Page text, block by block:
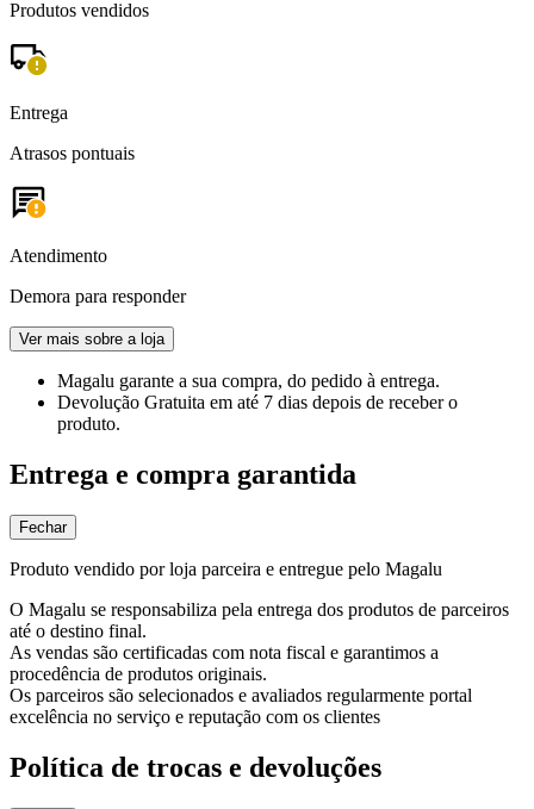
Produtos vendidos
Entrega
Atrasos pontuais
Atendimento
Demora para responder
Ver mais sobre a loja
Magalu garante a sua compra, do pedido à entrega.
Devolução Gratuita em até 7 dias depois de receber o
produto.
Entrega e compra garantida
Fechar
Produto vendido por loja parceira e entregue pelo Magalu
O Magalu se responsabiliza pela entrega dos produtos de parceiros
até o destino final.
As vendas são certificadas com nota fiscal e garantimos a
procedência de produtos originais.
Os parceiros são selecionados e avaliados regularmente portal
excelência no serviço e reputação com os clientes
Política de trocas e devoluções